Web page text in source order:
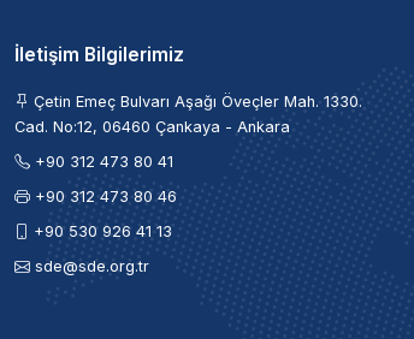
İletişim Bilgilerimiz
Çetin Emeç Bulvarı Aşağı Öveçler Mah. 1330.
Cad. No:12, 06460 Çankaya - Ankara
+90 312 473 80 41
+90 312 473 80 46
+90 530 926 41 13
sde@sde.org.tr